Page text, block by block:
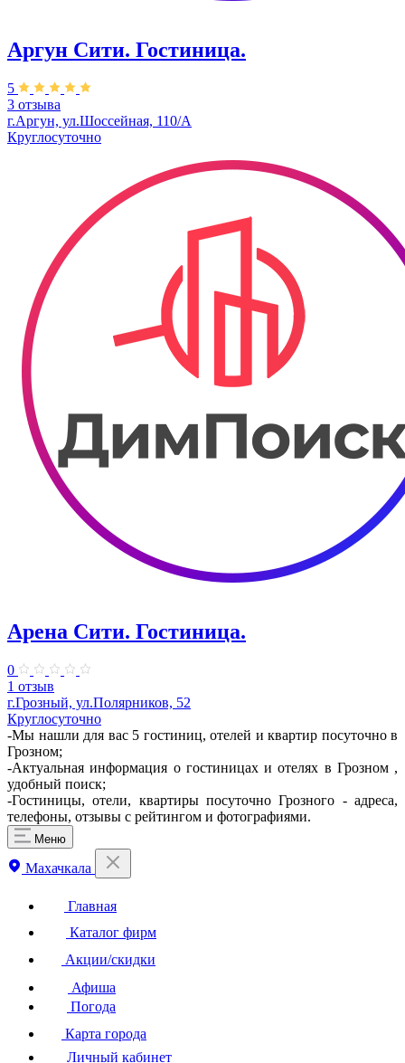
Аргун Cити. Гостиница.
5
3 отзыва
г.Аргун, ул.Шоссейная, 110/А
Круглосуточно
Арена Сити. Гостиница.
0
1 отзыв
г.Грозный, ул.Полярников, 52
Круглосуточно
-Мы нашли для вас 5 гостиниц, отелей и квартир посуточно в
Грозном;
-Актуальная информация о гостиницах и отелях в Грозном ,
удобный поиск;
-Гостиницы, отели, квартиры посуточно Грозного - адреса,
телефоны, отзывы с рейтингом и фотографиями.
Меню
Махачкала
Главная
Каталог фирм
Акции/скидки
Афиша
Погода
Карта города
Личный кабинет